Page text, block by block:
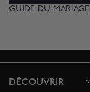
GUIDE DU MARIAGE
DÉCOUVRIR